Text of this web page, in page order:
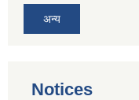
अन्य
Notices